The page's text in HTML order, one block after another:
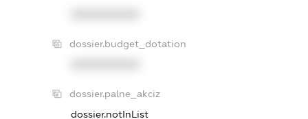
dossier.budget_dotation
dossier.palne_akciz
dossier.notInList